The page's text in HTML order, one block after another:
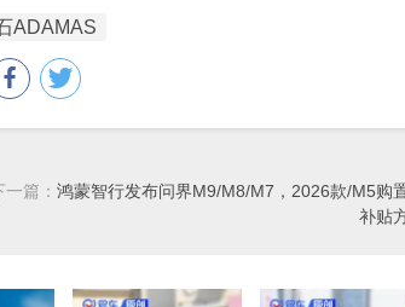
ADAMAS
一篇： 鸿蒙智行发布问界M9/M8/M7，2026款/M5购
补贴